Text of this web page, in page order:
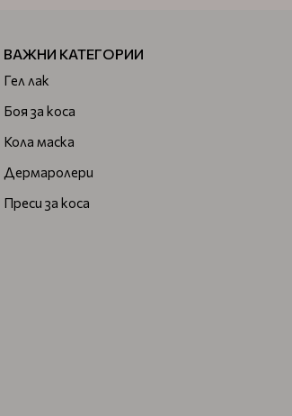
ВАЖНИ КАТЕГОРИИ
Гел лак
Боя за коса
Кола маска
Дермаролери
Преси за коса